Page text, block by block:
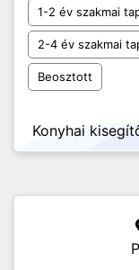
1-2 év szakmai
2-4 év szakmai
Beosztott
Konyhai